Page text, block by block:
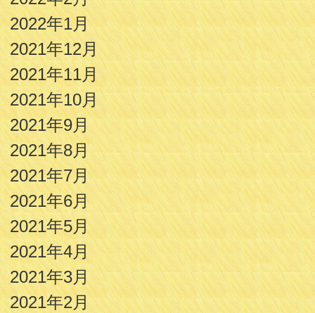
2022年1月
2021年12月
2021年11月
2021年10月
2021年9月
2021年8月
2021年7月
2021年6月
2021年5月
2021年4月
2021年3月
2021年2月